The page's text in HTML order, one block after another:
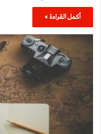
أكمل القراءة »